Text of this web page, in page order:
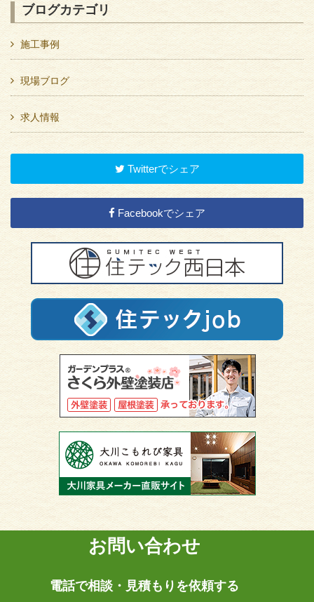
ブログカテゴリ
施工事例
現場ブログ
求人情報
Twitterでシェア
Facebookでシェア
お問い合わせ
電話で相談・見積もりを依頼する